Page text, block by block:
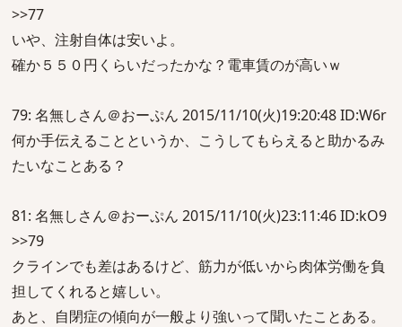
>>77
いや、注射自体は安いよ。
確か５５０円くらいだったかな？電車賃のが高いｗ
79: 名無しさん＠おーぷん 2015/11/10(火)19:20:48 ID:W6r
何か手伝えることというか、こうしてもらえると助かるみ
たいなことある？
81: 名無しさん＠おーぷん 2015/11/10(火)23:11:46 ID:kO9
>>79
クラインでも差はあるけど、筋力が低いから肉体労働を負
担してくれると嬉しい。
あと、自閉症の傾向が一般より強いって聞いたことある。